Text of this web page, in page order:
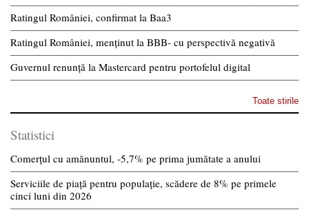
Ratingul României, confirmat la Baa3
Ratingul României, menținut la BBB- cu perspectivă negativă
Guvernul renunță la Mastercard pentru portofelul digital
Toate stirile
Statistici
Comerțul cu amănuntul, -5,7% pe prima jumătate a anului
Serviciile de piață pentru populație, scădere de 8% pe primele
cinci luni din 2026